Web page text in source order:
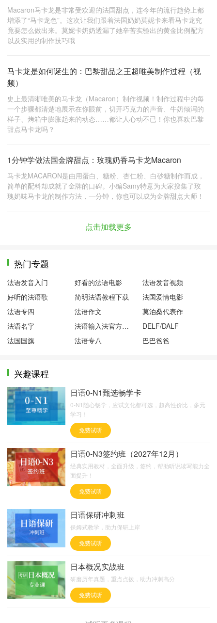
Macaron马卡龙是非常受欢迎的法国甜点，连今年的流行趋势上都
增添了“马卡龙色”。这次让我们跟着法国奶奶莫妮卡来看马卡龙究
竟要怎么做出来。莫妮卡奶奶透漏了她辛苦实验出的黄金比例配方
以及实用的制作技巧哦
马卡龙是如何诞生的：巴黎甜品之王超唯美制作过程（视
频）
史上最清晰唯美的马卡龙（Macaron）制作视频！制作过程中的每
一个步骤都清楚地展示在你眼前，切开巧克力的声音、牛奶倾泻的
样子、烤箱中膨胀起来的动态……都让人心动不已！你也喜欢巴黎
甜点马卡龙吗？
1分钟学做法国金牌甜点：玫瑰奶香马卡龙Macaron
马卡龙MACARON是由用蛋白、糖粉、杏仁粉、白砂糖制作而成，
简单的配料却成就了金牌的口碑。小编Samy特意为大家搜集了玫
瑰奶味马卡龙的制作方法，一分钟，你也可以成为金牌甜点大师！
点击加载更多
热门专题
法语发音入门 好看的法语电影
法语发音视频
好听的法语歌
简明法语教程下载
法国爱情电影
法语专四
法语作文
莫泊桑代表作
法语名字
法语输入法官方下载
DELF/DALF
法国国旗
法语专八 巴巴爸爸
兴趣课程
日语0-N1甄选畅学卡
0-N1随心畅学，应试文化都可选，超高性价比，多元
学习！
免费试听
日语0-N3签约班（2027年12月）
经典实用教材，全面升级，签约，帮助听说读写能力全
面提升！
免费试听
日语保研冲刺班
保姆式教学，助力保研上岸
免费试听
日本概况实战班
研磨历年真题，重点点拨，助力冲刺高分
免费试听